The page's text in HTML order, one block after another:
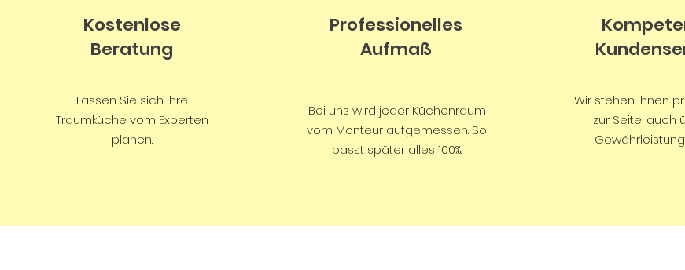
Kostenlose
Beratung
Lassen Sie sich Ihre
Traumküche vom Experten
planen.
Professionelles
Aufmaß
Bei uns wird jeder Küchenraum
vom Monteur aufgemessen. So
passt später alles 100%.
Wir stehen Ihnen
zur Seite, auch